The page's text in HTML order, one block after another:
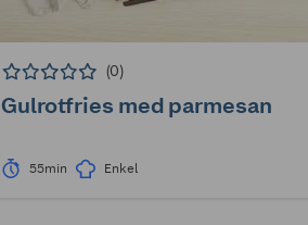
(0)
Gulrotfries med parmesan
55min Enkel